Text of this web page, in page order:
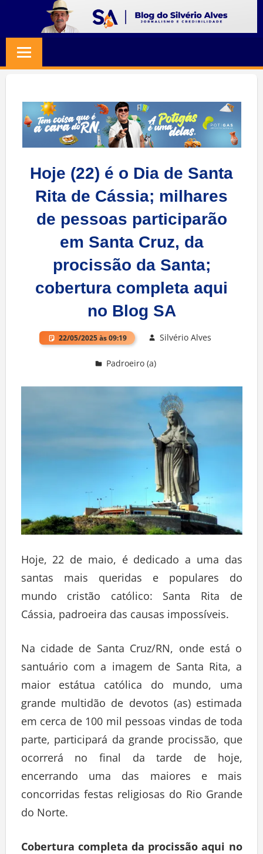
content
SILVERIO
ALVES
Jornalismo
Credibilidade
Hoje (22) é o Dia de Santa
Rita de Cássia; milhares
de pessoas participarão
em Santa Cruz, da
procissão da Santa;
cobertura completa aqui
no Blog SA
22/05/2025 às 09:19 Silvério Alves
Padroeiro (a)
Hoje, 22 de maio, é dedicado a uma das
santas mais queridas e populares do
mundo cristão católico: Santa Rita de
Cássia, padroeira das causas impossíveis.
Na cidade de Santa Cruz/RN, onde está o
santuário com a imagem de Santa Rita, a
maior estátua católica do mundo, uma
grande multidão de devotos (as) estimada
em cerca de 100 mil pessoas vindas de toda
parte, participará da grande procissão, que
ocorrerá no final da tarde de hoje,
encerrando uma das maiores e mais
concorridas festas religiosas do Rio Grande
do Norte.
Cobertura completa da procissão aqui no